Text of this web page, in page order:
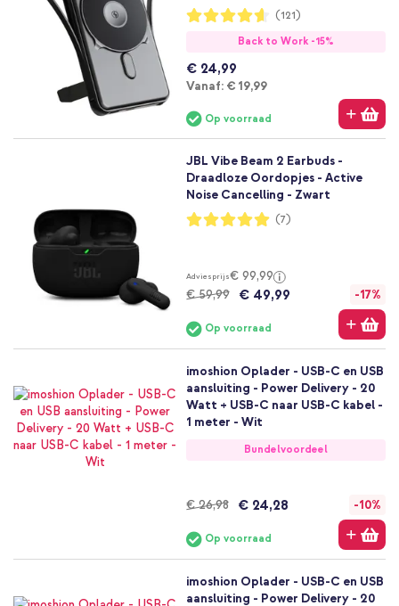
Back to Work -15%
Waardering:
92%
(121)
€ 24,99
Vanaf: Vanaf
€ 19,99
Op voorraad
JBL Vibe Beam 2 Earbuds -
Draadloze Oordopjes - Active
Noise Cancelling - Zwart
Waardering:
100%
(7)
Adviesprijs€ 99,99
€ 59,99
€ 49,99 -17%
Op voorraad
Bundelvoordeel
imoshion Oplader - USB-C en USB
aansluiting - Power Delivery - 20
Watt + USB-C naar USB-C kabel -
1 meter - Wit
€ 26,98 € 24,28 -10%
Op voorraad
imoshion Oplader - USB-C en USB
aansluiting - Power Delivery - 20